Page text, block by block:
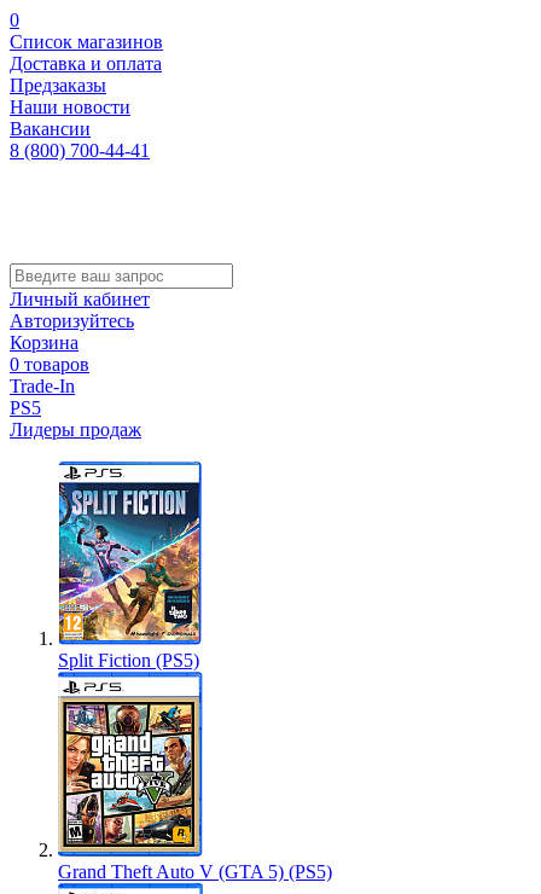
0
Список магазинов
Доставка и оплата
Предзаказы
Наши новости
Вакансии
8 (800) 700-44-41
Личный кабинет
Авторизуйтесь
Корзина
0 товаров
Trade-In
PS5
Лидеры продаж
Split Fiction (PS5)
Grand Theft Auto V (GTA 5) (PS5)